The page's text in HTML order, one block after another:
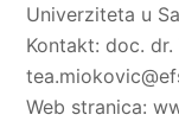
Univerziteta u
Kontakt: doc.
Web stranica: